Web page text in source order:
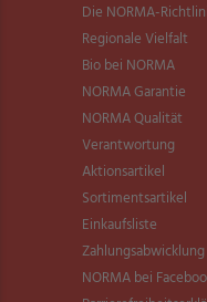
Die NORMA-
Regionale Vielfalt
Bio bei NORMA
NORMA Garantie
NORMA Qualität
Verantwortung
Aktionsartikel
Sortimentsartikel
Einkaufsliste
Zahlungsabwicklung
NORMA bei